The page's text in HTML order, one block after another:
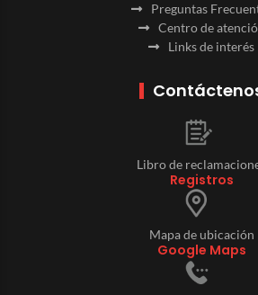
Preguntas
Centro de
Links de interés
Libro de
Registros
Mapa de ubicación
Google Maps